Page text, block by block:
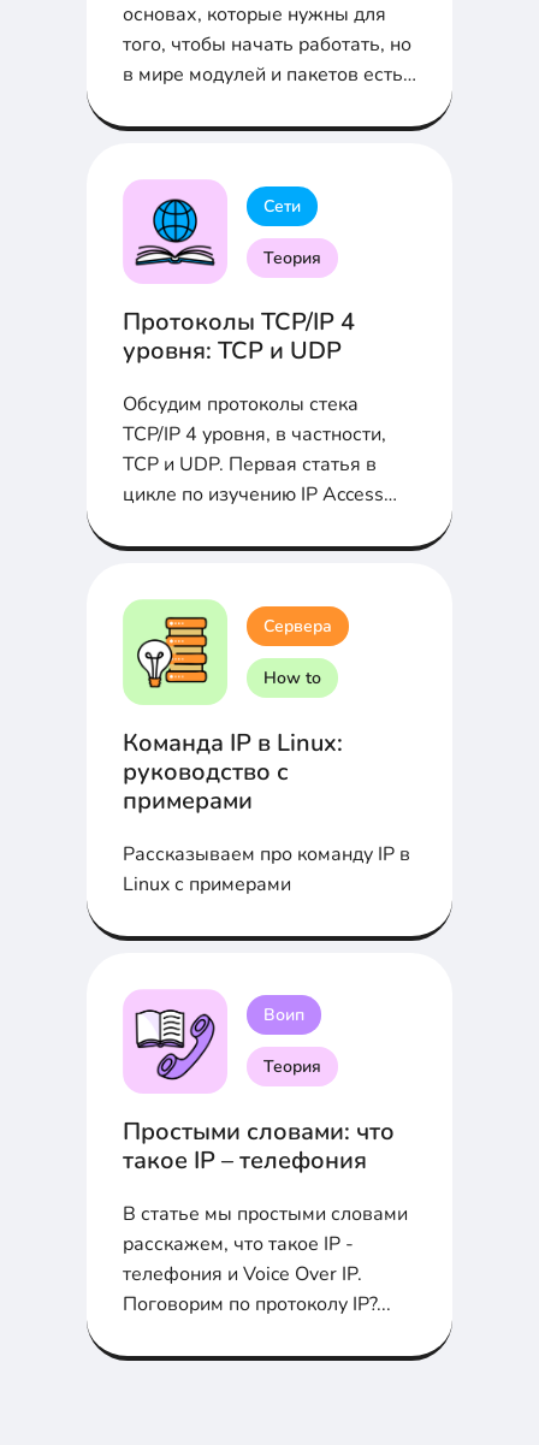
основах, которые нужны для
того, чтобы начать работать, но
в мире модулей и пакетов есть
Сети
Теория
Протоколы TCP/IP 4
уровня: TCP и UDP
Обсудим протоколы стека
TCP/IP 4 уровня, в частности,
TCP и UDP. Первая статья в
цикле по изучению IP Access
Сервера
How to
Команда IP в Linux:
руководство с
примерами
Рассказываем про команду IP в
Linux с примерами
Воип
Теория
Простыми словами: что
такое IP – телефония
В статье мы простыми словами
расскажем, что такое IP -
телефония и Voice Over IP.
Поговорим по протоколу IP?...